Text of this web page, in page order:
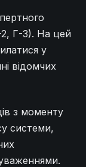
2, Г-3). На цей
у
відомчих
з моменту
системи,